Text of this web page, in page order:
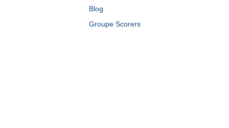
Blog
Groupe Scorers